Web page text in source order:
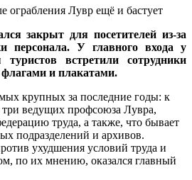
закрыт для посетителей из-за
персонала. У главного входа у
встретили сотрудники
и плакатами.
крупных за последние годы: к
ведущих профсоюза Лувра,
труда, а также, что бывает
подразделений и архивов.
ухудшения условий труда и
по их мнению, оказался главный